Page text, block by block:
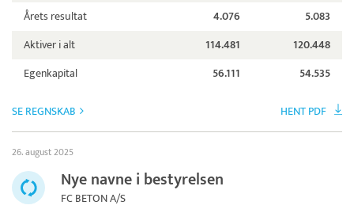
Årets resultat
4.076
5.083
Aktiver i alt
114.481
120.448
Egenkapital
56.111 54.535
SE REGNSKAB HENT PDF
26. august 2025
Nye navne i bestyrelsen
FC BETON A/S